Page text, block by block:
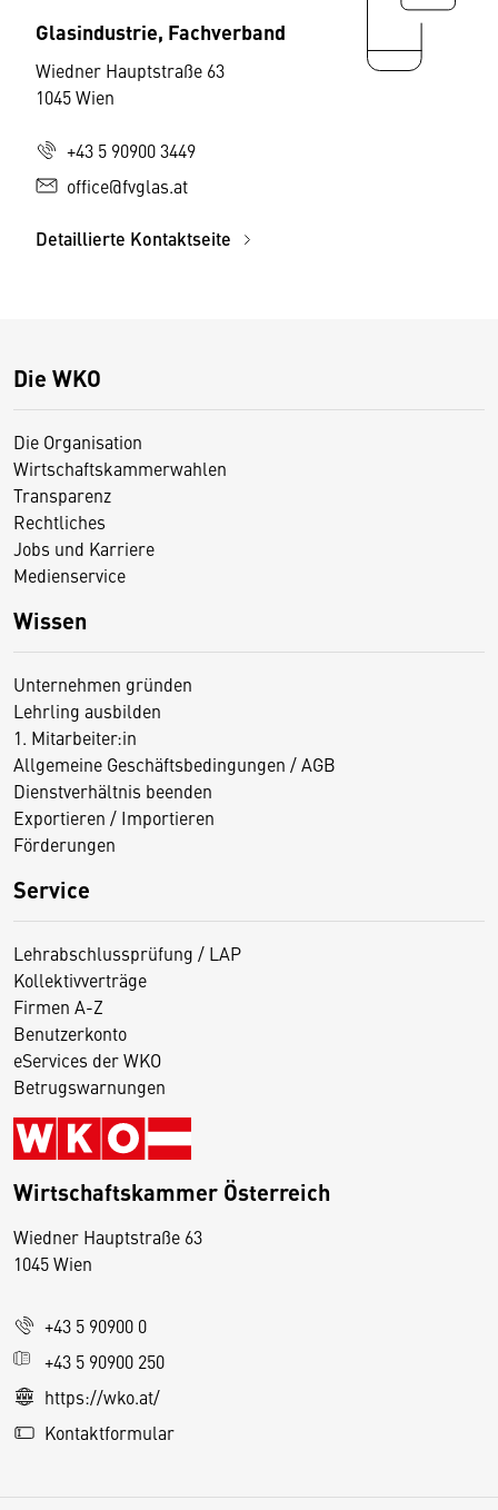
Glasindustrie, Fachverband
Wiedner Hauptstraße 63
1045 Wien
+43 5 90900 3449
office@fvglas.at
Detaillierte Kontaktseite
Die WKO
Die Organisation
Wirtschaftskammerwahlen
Transparenz
Rechtliches
Jobs und Karriere
Medienservice
Wissen
Unternehmen gründen
Lehrling ausbilden
1. Mitarbeiter:in
Allgemeine Geschäftsbedingungen / AGB
Dienstverhältnis beenden
Exportieren / Importieren
Förderungen
Service
Lehrabschlussprüfung / LAP
Kollektivverträge
Firmen A-Z
Benutzerkonto
eServices der WKO
Betrugswarnungen
Wirtschaftskammer Österreich
Wiedner Hauptstraße 63
1045 Wien
+43 5 90900 0
+43 5 90900 250
https://wko.at/
Kontaktformular
D
s
e
S
e